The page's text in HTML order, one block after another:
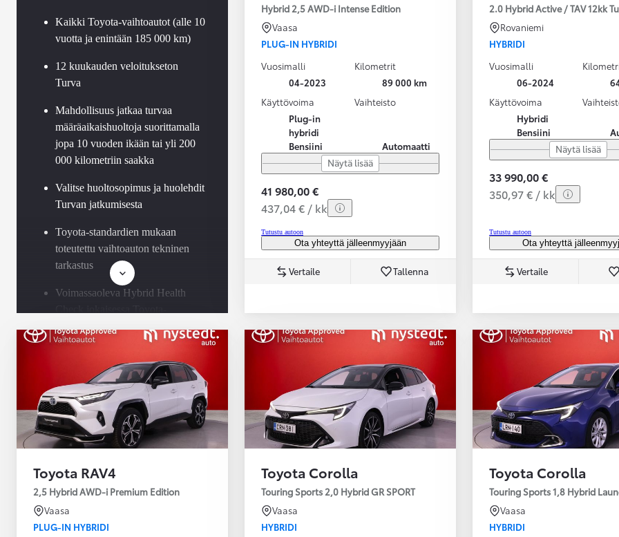
Kaikki Toyota-vaihtoautot (alle 10
vuotta ja enintään 185 000 km)
12 kuukauden veloitukseton
Turva
Mahdollisuus jatkaa turvaa
määräaikaishuoltoja suorittamalla
jopa 10 vuoden ikään tai yli 200
000 kilometriin saakka
Valitse huoltosopimus ja huolehdit
Turvan jatkumisesta
Toyota-standardien mukaan
toteutettu vaihtoauton tekninen
tarkastus
Voimassaoleva Hybrid Health
rahoitus ja Toyota Vakuutus
Hybrid 2,5 AWD-i Intense Edition
Vaasa
PLUG-IN HYBRIDI
Vuosimalli
04-2023
Kilometrit
89 000 km
Käyttövoima
Plug-in
hybridi
Bensiini
Vaihteisto
Automaatti
Näytä lisää
41 980,00 €
437,04 € / kk
Tutustu autoon
Ota yhteyttä jälleenmyyjään
Vertaile Tallenna
2.0 Hybrid Active / TAV 12kk
Rovaniemi
HYBRIDI
Vuosimalli
06-2024
Käyttövoima
Hybridi
Bensiini
Näytä lisää
33 990,00 €
350,97 € / kk
Tutustu autoon
Ota yhteyttä
Vertaile
Toyota RAV4
2,5 Hybrid AWD-i Premium Edition
Vaasa
PLUG-IN HYBRIDI
Toyota Corolla
Touring Sports 2,0 Hybrid GR SPORT
Vaasa
HYBRIDI
Toyota Corolla
Touring Sports 1,8 Hybrid
Vaasa
HYBRIDI